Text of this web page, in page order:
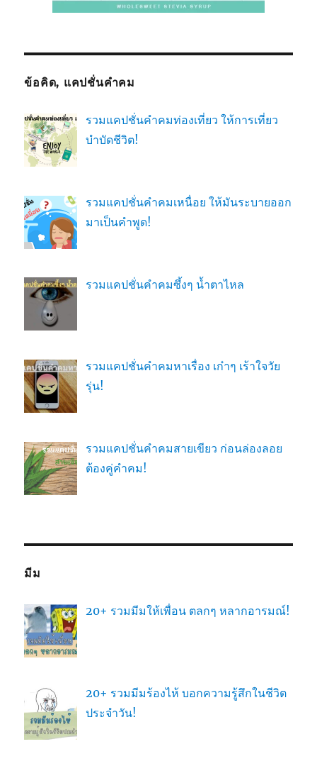
ข้อคิด, แคปชั่นคำคม
รวมแคปชั่นคำคมท่องเที่ยว ให้การเที่ยว
บำบัดชีวิต!
รวมแคปชั่นคำคมเหนื่อย ให้มันระบายออก
มาเป็นคำพูด!
รวมแคปชั่นคำคมซึ้งๆ น้ำตาไหล
รวมแคปชั่นคำคมหาเรื่อง เก๋าๆ เร้าใจวัย
รุ่น!
รวมแคปชั่นคำคมสายเขียว ก่อนล่องลอย
ต้องคู่คำคม!
มีม
20+ รวมมีมให้เพื่อน ตลกๆ หลากอารมณ์!
20+ รวมมีมร้องไห้ บอกความรู้สึกในชีวิต
ประจำวัน!